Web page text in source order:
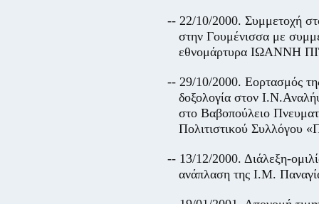
-- 22/10/2000. Συμμετοχή
στην Γουμένισσα με
εθνομάρτυρα ΙΩΑΝΝΗ
-- 29/10/2000. Εορτασμός
δοξολογία στον
στο Βαβοπούλειο
Πολιτιστικού Συλλόγου
-- 13/12/2000. Διάλεξη-
ανάπλαση της Ι.Μ.